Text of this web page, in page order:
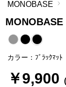
MONOBASE
カラー：ﾌﾞﾗｯｸﾏｯﾄ
￥9,900